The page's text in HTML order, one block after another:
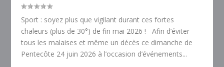
Sport : soyez plus que vigilant durant ces fortes
chaleurs (plus de 30°) de fin mai 2026 ! Afin d’éviter
tous les malaises et même un décès ce dimanche de
Pentecôte 24 juin 2026 à l’occasion d’événements...